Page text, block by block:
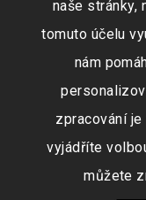
naše stránky,
tomuto účelu
nám
zpracování
vyjádříte
můžete